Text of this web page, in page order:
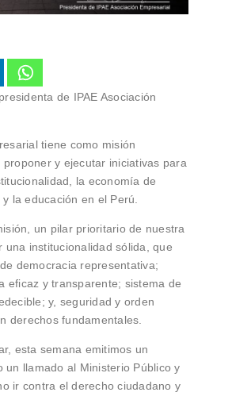
de IPAE Asociación
tiene como misión
y ejecutar iniciativas para
la economía de
la educación en el Perú.
un pilar prioritario de nuestra
una institucionalidad sólida, que
democracia representativa;
eficaz y transparente; sistema de
y, seguridad y orden
derechos fundamentales.
esta semana emitimos un
un llamado al Ministerio Público y
ir contra el derecho ciudadano y